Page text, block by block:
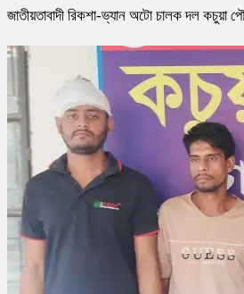
জাতীয়তাবাদী রিকশা-ভ্যান অটো চালক দল কচুয়া